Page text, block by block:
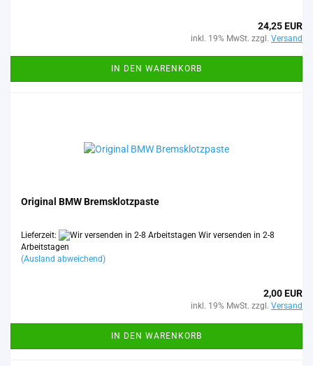
24,25 EUR
inkl. 19% MwSt. zzgl. Versand
IN DEN WARENKORB
Ori­gi­nal BMW Brems­klotz­pas­te
Lieferzeit:
Wir versenden in 2-8
Arbeitstagen
(Ausland abweichend)
2,00 EUR
inkl. 19% MwSt. zzgl. Versand
IN DEN WARENKORB